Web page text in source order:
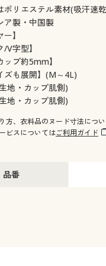
リエステル素材(吸汗速
製・中国製
】
/V字型】
ップ約5mm】
ズも展開】(M～4L)
地・カップ肌側)
地・カップ肌側)
方、衣料品のヌード寸法につ
ビスについてはご利用ガイド
品番